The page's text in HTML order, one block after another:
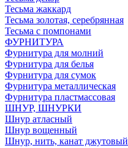
Тесьма жаккард
Тесьма золотая, серебрянная
Тесьма с помпонами
ФУРНИТУРА
Фурнитура для молний
Фурнитура для белья
Фурнитура для сумок
Фурнитура металлическая
Фурнитура пластмассовая
ШНУР, ШНУРКИ
Шнур атласный
Шнур вощенный
Шнур, нить, канат джутовый